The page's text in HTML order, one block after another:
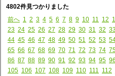
4802件見つかりました
前へ 1 2 3 4 5 6 7 8 9 10 11 12
23 24 25 26 27 28 29 30 31 32
44 45 46 47 48 49 50 51 52 53
65 66 67 68 69 70 71 72 73 74
86 87 88 89 90 91 92 93 94 95 96
105 106 107 108 109 110 111 112